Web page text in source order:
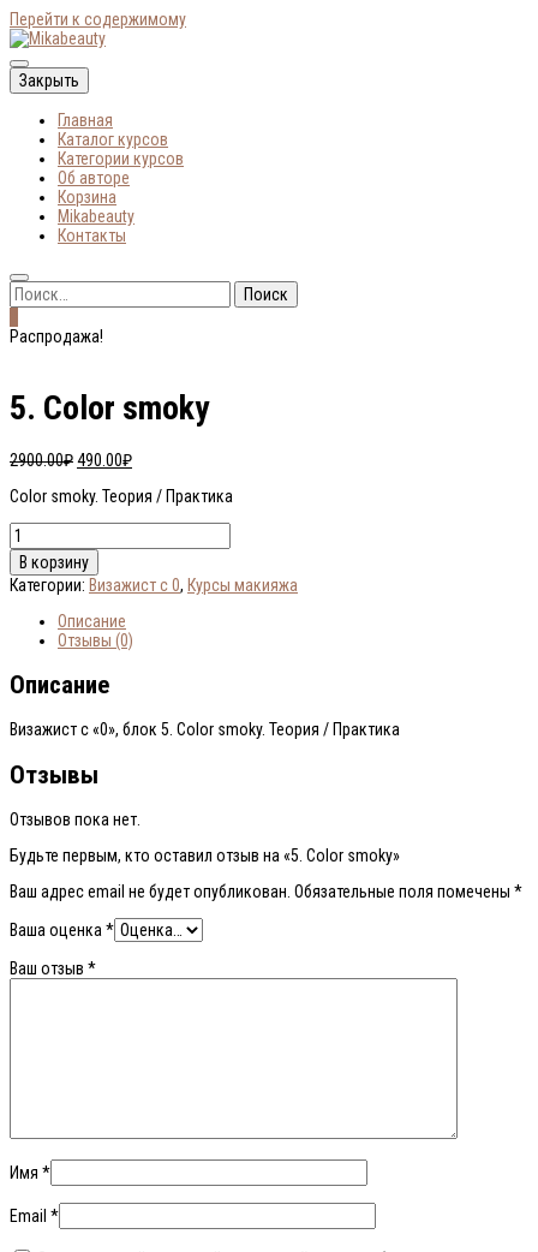
Перейти к содержимому
Mikabeauty
Онлайн-курсы по макияжу
Закрыть
Главная
Каталог курсов
Категории курсов
Об авторе
Корзина
Mikabeauty
Контакты
Найти:
Распродажа!
5. Color smoky
2900.00₽Первоначальная
составляла
490.00₽Текущая
490.00₽.
Color smoky. Теория / Практика
Количество
товара
5.
Color
В корзину
Категории: Визажист с 0, Курсы макияжа
Описание
Отзывы (0)
Описание
Визажист с «0», блок 5. Color smoky. Теория / Практика
Отзывы
Отзывов пока нет.
Будьте первым, кто оставил отзыв на «5. Color smoky»
Ваш адрес email не будет опубликован. Обязательные поля помечены *
Ваша оценка *
Ваш отзыв *
Имя *
Email *